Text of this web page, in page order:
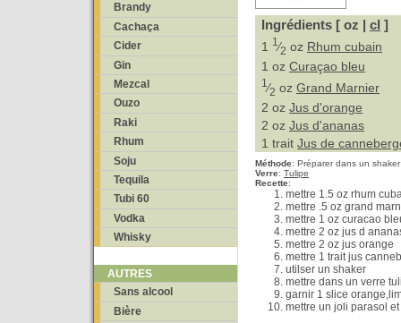
Brandy
Cachaça
Cider
Gin
Mezcal
Ouzo
Raki
Rhum
Soju
Tequila
Tubi 60
Vodka
Whisky
AUTRES
Sans alcool
Bière
Ingrédients [ oz | cl ]
1 1 ⁄2 oz Rhum cubain
1 oz Curaçao bleu
1 ⁄2 oz Grand Marnier
2 oz Jus d'orange
2 oz Jus d'ananas
1 trait Jus de
Méthode: Préparer dans un shaker
Verre: Tulipe
Recette:
mettre 1.5 oz rhum
mettre .5 oz grand
mettre 1 oz curacao
mettre 2 oz jus d
mettre 2 oz jus orange
mettre 1 trait jus
utilser un shaker
mettre dans un verre
garnir 1 slice
mettre un joli parasol